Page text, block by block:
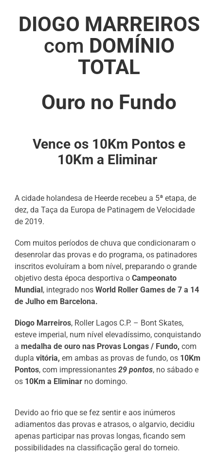
DIOGO MARREIROS
com DOMÍNIO
TOTAL
Ouro no Fundo
Vence os 10Km Pontos e
10Km a Eliminar
A cidade holandesa de Heerde recebeu a 5ª etapa, de
dez, da Taça da Europa de Patinagem de Velocidade
de 2019.
Com muitos períodos de chuva que condicionaram o
desenrolar das provas e do programa, os patinadores
inscritos evoluíram a bom nível, preparando o grande
objetivo desta época desportiva o Campeonato
Mundial , integrado nos World Roller Games de 7 a 14
de Julho em Barcelona.
Diogo Marreiros, Roller Lagos C.P. – Bont Skates,
esteve imperial, num nível elevadíssimo, conquistando
a medalha de ouro nas Provas Longas / Fundo, com
dupla vitória, em ambas as provas de fundo, os 10Km
Pontos, com impressionantes 29 pontos, no sábado e
os 10Km a Eliminar no domingo.
Devido ao frio que se fez sentir e aos inúmeros
adiamentos das provas e atrasos, o algarvio, decidiu
apenas participar nas provas longas, ficando sem
possibilidades na classificação geral do torneio.